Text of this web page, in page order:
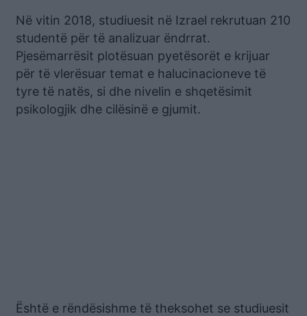
Në vitin 2018, studiuesit në Izrael rekrutuan 210
studentë për të analizuar ëndrrat.
Pjesëmarrësit plotësuan pyetësorët e krijuar
për të vlerësuar temat e halucinacioneve të
tyre të natës, si dhe nivelin e shqetësimit
psikologjik dhe cilësinë e gjumit.
Është e rëndësishme të theksohet se studiuesit